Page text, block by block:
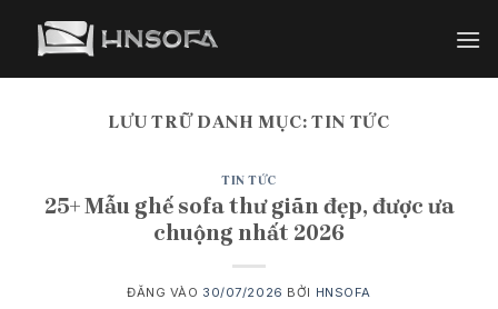
LƯU TRỮ DANH MỤC:TIN TỨC
TIN TỨC
25+ Mẫu ghế sofa thư giãn đẹp, được ưa
chuộng nhất 2026
ĐĂNG VÀO 30/07/2026 BỞI HNSOFA